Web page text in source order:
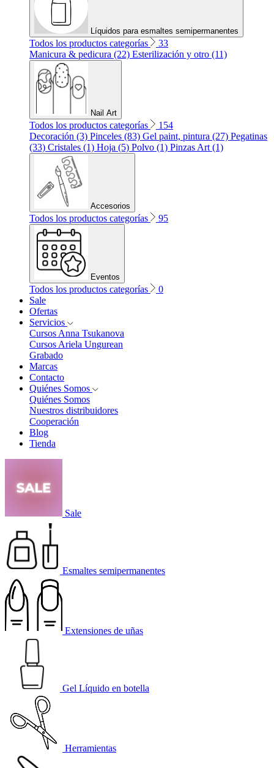
Líquidos para esmaltes semipermanentes
Todos los productos categorías
33
Manicura & pedicura (22) Esterilización y otro (11)
Nail Art
Todos los productos categorías
154
Decoración (3) Pinceles (83) Gel paint, pintura (27) Pegatinas
(33) Cristales (1) Hoja (5) Polvo (1) Pinzas Art (1)
Accesorios
Todos los productos categorías 95
Eventos
Todos los productos categorías
0
Sale
Ofertas
Servicios
Cursos Anna Tsukanova
Cursos Ariela Ungurean
Grabado
Marcas
Contacto
Quiénes Somos
Quiénes Somos
Nuestros distribuidores
Cooperación
Blog
Tienda
Sale
Esmaltes semipermanentes
Extensiones de uñas
Gel Líquido en botella
Herramientas